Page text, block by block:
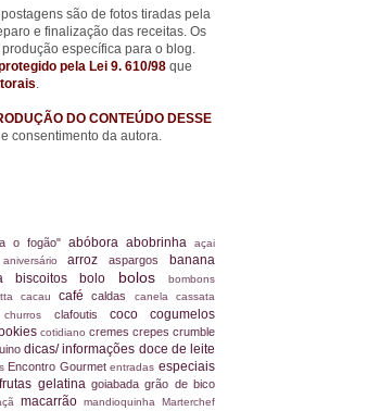
são de fotos tiradas pela
e finalização das receitas. Os
específica para o blog.
pela Lei 9. 610/98 que
.
DO CONTEÚDO DESSE
consentimento da autora.
o fogão" abóbora abobrinhaaçai
aniversárioarrozaspargos banana
biscoitos bolo bolosbombons
cacaucafécaldas canelacassata
churros clafoutis cococogumelos
cotidiano cremes crepes crumble
dicas/ informações doce de leite
Encontro Gourmetentradas especiais
frutas gelatinagoiabadagrão de bico
macarrão mandioquinha Marterchef